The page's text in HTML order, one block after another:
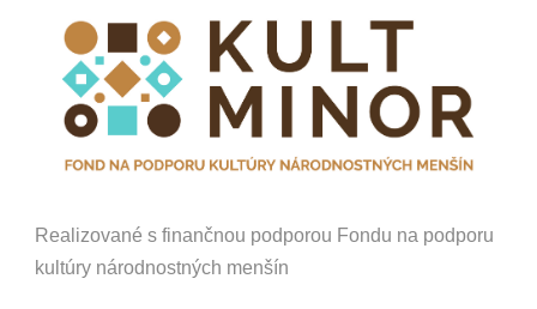
Realizované s finančnou podporou Fondu na podporu
kultúry národnostných menšín